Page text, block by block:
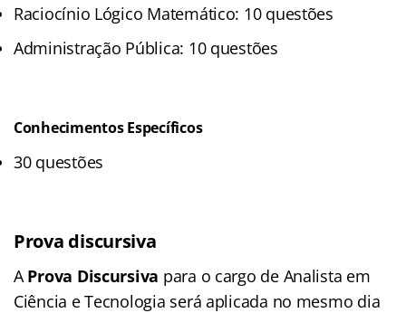
Raciocínio Lógico Matemático: 10 questões
Administração Pública: 10 questões
Conhecimentos Específicos
30 questões
Prova discursiva
A Prova Discursiva para o cargo de Analista em
Ciência e Tecnologia será aplicada no mesmo dia